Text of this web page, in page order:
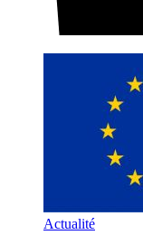
Actualité